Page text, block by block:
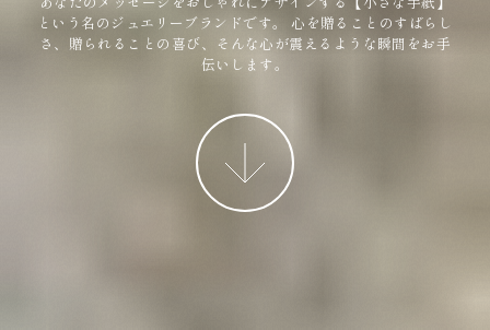
という名のジュエリーブランドです。
心を贈ることのすばらし
さ、贈られることの喜び、そんな心が震えるような瞬間をお手
伝いします。